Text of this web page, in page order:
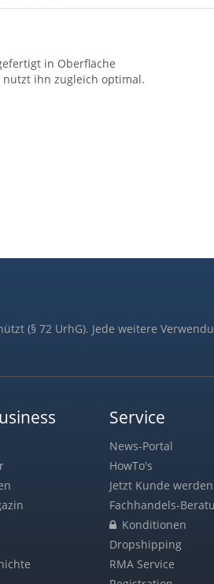
in Oberfläche
ihn zugleich optimal.
(§ 72 UrhG). Jede weitere
Service
News-Portal
HowTo's
Jetzt Kunde werden
Fachhandels-
Konditionen
Dropshipping
RMA Service